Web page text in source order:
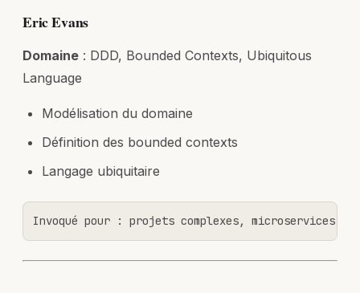
Eric Evans
Domaine : DDD, Bounded Contexts, Ubiquitous
Language
Modélisation du domaine
Définition des bounded contexts
Langage ubiquitaire
Invoqué pour : projets complexes, microservices